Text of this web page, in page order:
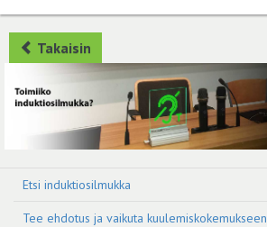
Takaisin
Etsi induktiosilmukka
Tee ehdotus ja vaikuta kuulemiskokemukseen